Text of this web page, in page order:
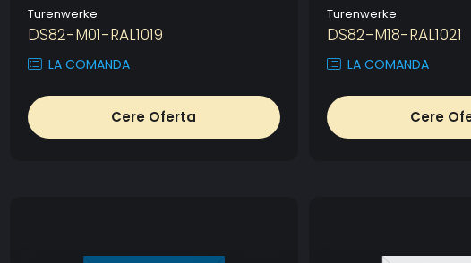
Turenwerke
DS82-M01-RAL1019
LA COMANDA
Cere Oferta
Turenwerke
DS82-M18-RAL1021
LA COMANDA
Cere